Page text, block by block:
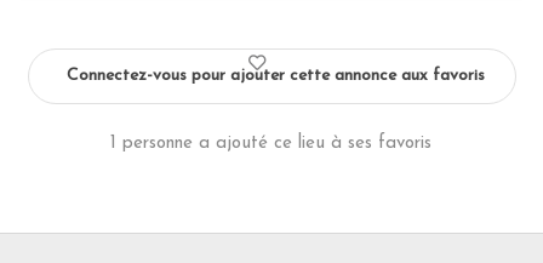
Connectez-vous pour ajouter cette annonce aux favoris
1 personne a ajouté ce lieu à ses favoris